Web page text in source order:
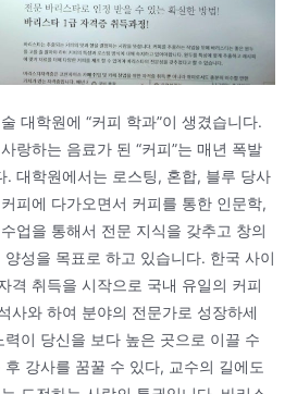
대학원에 “커피 학과”이 생겼습니다.
랑하는 음료가 된 “커피”는 매년 폭발
. 대학원에서는 로스팅, 혼합, 블루 당사
피에 다가오면서 커피를 통한 인문학,
업을 통해서 전문 지식을 갖추고 창의
성을 목표로 하고 있습니다. 한국 사이
격 취득을 시작으로 국내 유일의 커피
사와 하여 분야의 전문가로 성장하세
이 당신을 보다 높은 곳으로 이끌 수
강사를 꿈꿀 수 있다, 교수의 길에도